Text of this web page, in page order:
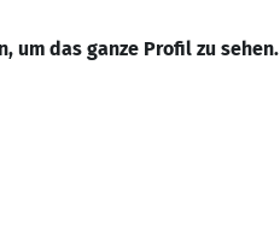
um das ganze Profil zu sehen.